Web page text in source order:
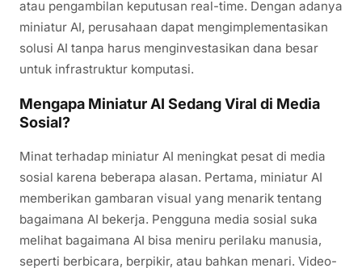
atau pengambilan keputusan real-time. Dengan adanya
miniatur AI, perusahaan dapat mengimplementasikan
solusi AI tanpa harus menginvestasikan dana besar
untuk infrastruktur komputasi.
Mengapa Miniatur AI Sedang Viral di Media
Sosial?
Minat terhadap miniatur AI meningkat pesat di media
sosial karena beberapa alasan. Pertama, miniatur AI
memberikan gambaran visual yang menarik tentang
bagaimana AI bekerja. Pengguna media sosial suka
melihat bagaimana AI bisa meniru perilaku manusia,
seperti berbicara, berpikir, atau bahkan menari. Video-